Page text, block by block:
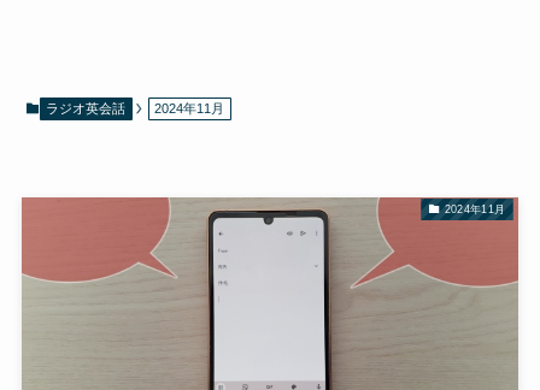
ラジオ英会話 2024年11月
2024年11月